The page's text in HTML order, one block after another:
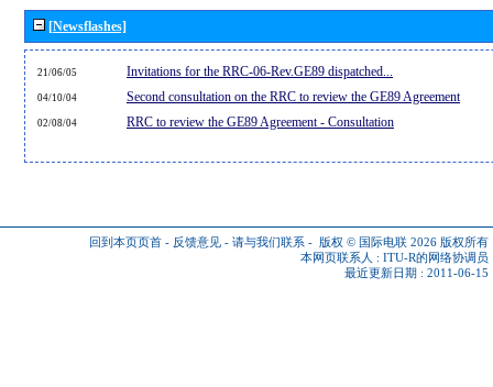
[Newsflashes]
21/06/05 Invitations for the RRC-06-Rev.GE89 dispatched...
04/10/04 Second consultation on the RRC to review the GE89 Agreement
02/08/04 RRC to review the GE89 Agreement - Consultation
回到本页页首 - 反馈意见 - 请与我们联系 - 版权 © 国际电联 2026 版权所有
本网页联系人 : ITU-R的网络协调员
最近更新日期 : 2011-06-15